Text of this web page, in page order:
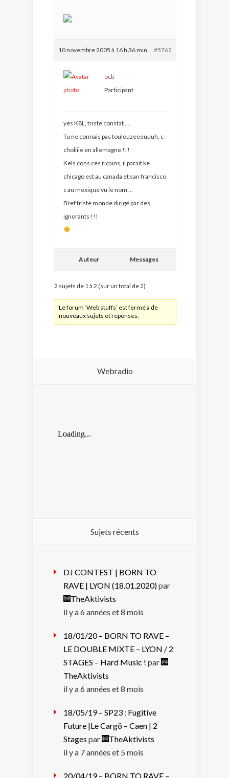
10 novembre 2005 à 16 h 36 min #5762
ocb
Participant
yes K8L, triste constat …
Tu ne connais pas toulouzeeeuuuh, c
choliiie en allemagne !!!
Kels cons ces ricains, il parait ke
chicago est au canada et san francisco
c au mexique vu le nom …
Bref triste monde dirigé par des
ignorants !!!
Auteur Messages
2 sujets de 1 à 2 (sur un total de 2)
Le forum ‘Web stuffs’ est fermé à de
nouveaux sujets et réponses.
Webradio
Sujets récents
DJ CONTEST | BORN TO
RAVE | LYON (18.01.2020)par
TheAktivists
il y a 6 années et 8 mois
18/01/20 – BORN TO RAVE –
LE DOUBLE MIXTE – LYON / 2
STAGES – Hard Music ! par
TheAktivists
il y a 6 années et 8 mois
18/05/19 – SP23 : Fugitive
Future |Le Cargö – Caen | 2
Stages par
TheAktivists
il y a 7 années et 5 mois
20/04/19 – BORN TO RAVE –